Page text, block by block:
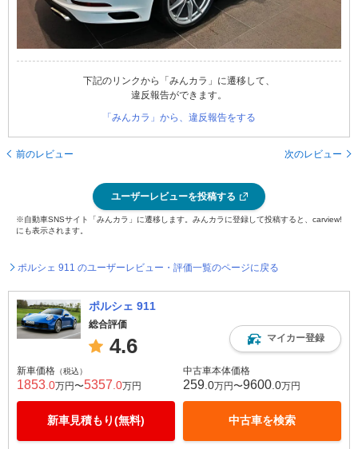
下記のリンクから「みんカラ」に遷移して、
違反報告ができます。
「みんカラ」から、違反報告をする
前のレビュー 次のレビュー
ユーザーレビューを投稿する
※自動車SNSサイト「みんカラ」に遷移します。みんカラに登録して投稿すると、carview!
にも表示されます。
ポルシェ 911 のユーザーレビュー・評価一覧のページに戻る
ポルシェ 911
総合評価
4.6 マイカー登録
新車価格 （税込）
1853 .0万円〜5357 .0万円
新車見積もり(無料)
中古車本体価格
259 .0万円〜9600 .0万円
中古車を検索